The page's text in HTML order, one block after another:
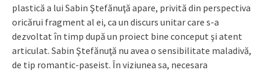
plastică a lui Sabin Ştefănuţă apare, privită din perspectiva
oricărui fragment al ei, ca un discurs unitar care s-a
dezvoltat în timp după un proiect bine conceput şi atent
articulat. Sabin Ştefănuţă nu avea o sensibilitate maladivă,
de tip romantic-paseist. În viziunea sa, necesara